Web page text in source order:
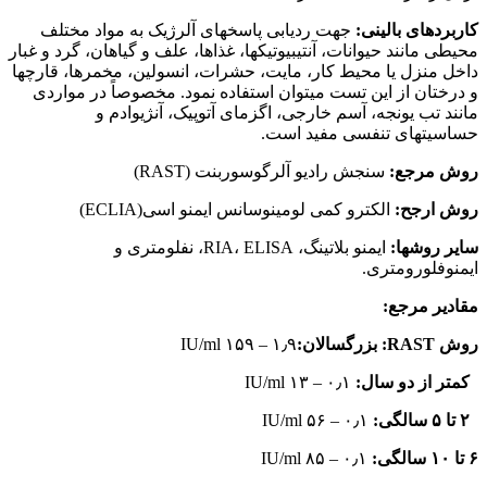
کاربردهای بالینی: جهت ردیابی پاسخ‏های آلرژیک به مواد مختلف
محیطی مانند حیوانات، آنتی‏بیوتیک‏ها، غذاها، علف و گیاهان، گرد و غبار
داخل منزل یا محیط کار، مایت، حشرات، انسولین، مخمر‏ها، قارچ‏ها
و درختان از این تست می‏توان استفاده نمود. مخصوصاً در مواردی
مانند تب یونجه، آسم خارجی، اگزمای آتوپیک، آنژیوادم و
حساسیت‏های تنفسی مفید است.
روش مرجع: سنجش رادیو آلرگوسوربنت (RAST)
روش ارجح: الکترو کمی لومینوسانس ایمنو اسی(ECLIA)
سایر روشها:
ایمنو بلاتینگ، RIA، ELISA، نفلومتری و
ایمنوفلورومتری.
مقادیر مرجع:
روش RAST: بزرگسالان:۱٫۹ – ۱۵۹ IU/ml
کمتر از دو سال: ۰٫۱ – ۱۳ IU/ml
۰٫۱ – ۵۶ IU/ml
۶ تا ۱۰ سالگی: ۰٫۱ – ۸۵ IU/ml